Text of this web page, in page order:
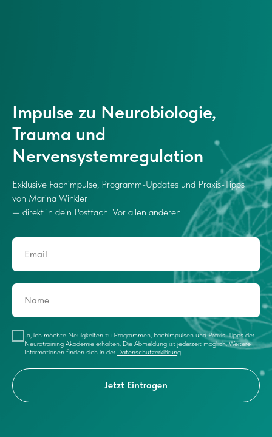
Impulse zu Neurobiologie,
Trauma und
Nervensystemregulation
Exklusive Fachimpulse, Programm-Updates und Praxis-Tipps
von Marina Winkler
— direkt in dein Postfach. Vor allen anderen.
Ja, ich möchte Neuigkeiten zu Programmen, Fachimpulsen und Praxis-Tipps der
Neurotraining Akademie erhalten. Die Abmeldung ist jederzeit möglich. Weitere
Informationen finden sich in der Datenschutzerklärung.
Jetzt Eintragen